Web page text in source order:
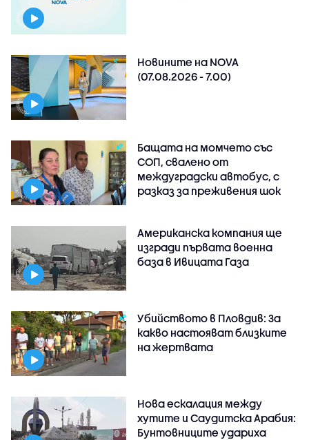
Новините на NOVA
(07.08.2026 - 7.00)
Бащата на момчето със
СОП, свалено от
междуградски автобус, с
разказ за преживения шок
Американска компания ще
изгради първата военна
база в Ивицата Газа
Убийството в Пловдив: За
какво настояват близките
на жертвата
Нова ескалация между
хутите и Саудитска Арабия:
Бунтовниците удариха